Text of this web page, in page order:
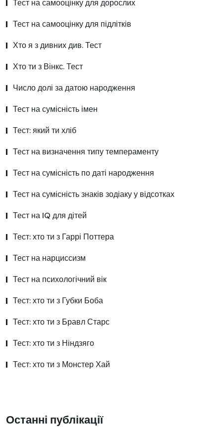
Тест на самооцінку для дорослих
Тест на самооцінку для підлітків
Хто я з дивних див. Тест
Хто ти з Вінкс. Тест
Число долі за датою народження
Тест на сумісність імен
Тест: який ти хліб
Тест на визначення типу темпераменту
Тест на сумісність по даті народження
Тест на сумісність знаків зодіаку у відсотках
Тест на IQ для дітей
Тест: хто ти з Гаррі Поттера
Тест на нарциссизм
Тест на психологічний вік
Тест: хто ти з Губки Боба
Тест: хто ти з Бравл Старс
Тест: хто ти з Ніндзяго
Тест: хто ти з Монстер Хай
Останні публікації